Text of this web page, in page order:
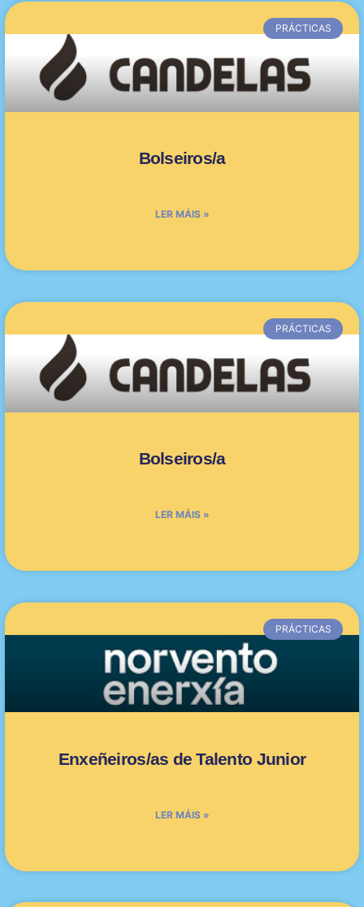
PRÁCTICAS
Bolseiros/a
LER MÁIS »
PRÁCTICAS
Bolseiros/a
LER MÁIS »
PRÁCTICAS
Enxeñeiros/as de Talento Junior
LER MÁIS »